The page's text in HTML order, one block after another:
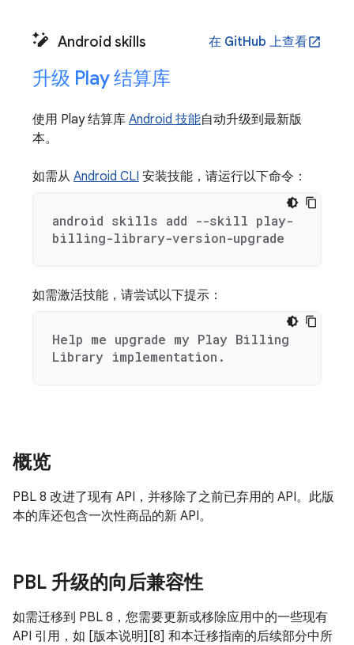
Android skills 在 GitHub 上查看open_in_new
升级 Play 结算库
使用 Play 结算库 Android 技能自动升级到最新版
本。
如需从 Android CLI 安装技能，请运行以下命令：
android skills add --skill play-
billing-library-version-upgrade
如需激活技能，请尝试以下提示：
Help me upgrade my Play Billing
Library implementation.
概览
PBL 8 改进了现有 API，并移除了之前已弃用的 API。此版
本的库还包含一次性商品的新 API。
PBL 升级的向后兼容性
如需迁移到 PBL 8，您需要更新或移除应用中的一些现有
API 引用，如 [版本说明][8] 和本迁移指南的后续部分中所